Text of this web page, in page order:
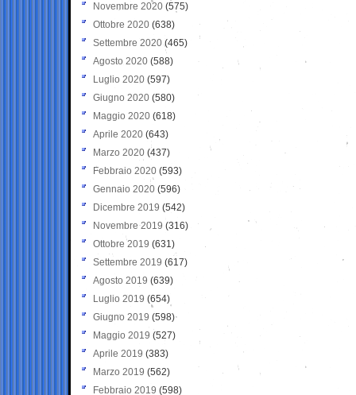
Novembre 2020 (575)
Ottobre 2020 (638)
Settembre 2020(465)
Agosto 2020 (588)
Luglio 2020 (597)
Giugno 2020 (580)
Maggio 2020 (618)
Aprile 2020 (643)
Marzo 2020 (437)
Febbraio 2020 (593)
Gennaio 2020 (596)
Dicembre 2019 (542)
Novembre 2019 (316)
Ottobre 2019 (631)
Settembre 2019 (617)
Agosto 2019 (639)
Luglio 2019 (654)
Giugno 2019 (598)
Maggio 2019 (527)
Aprile 2019 (383)
Marzo 2019 (562)
Febbraio 2019 (598)